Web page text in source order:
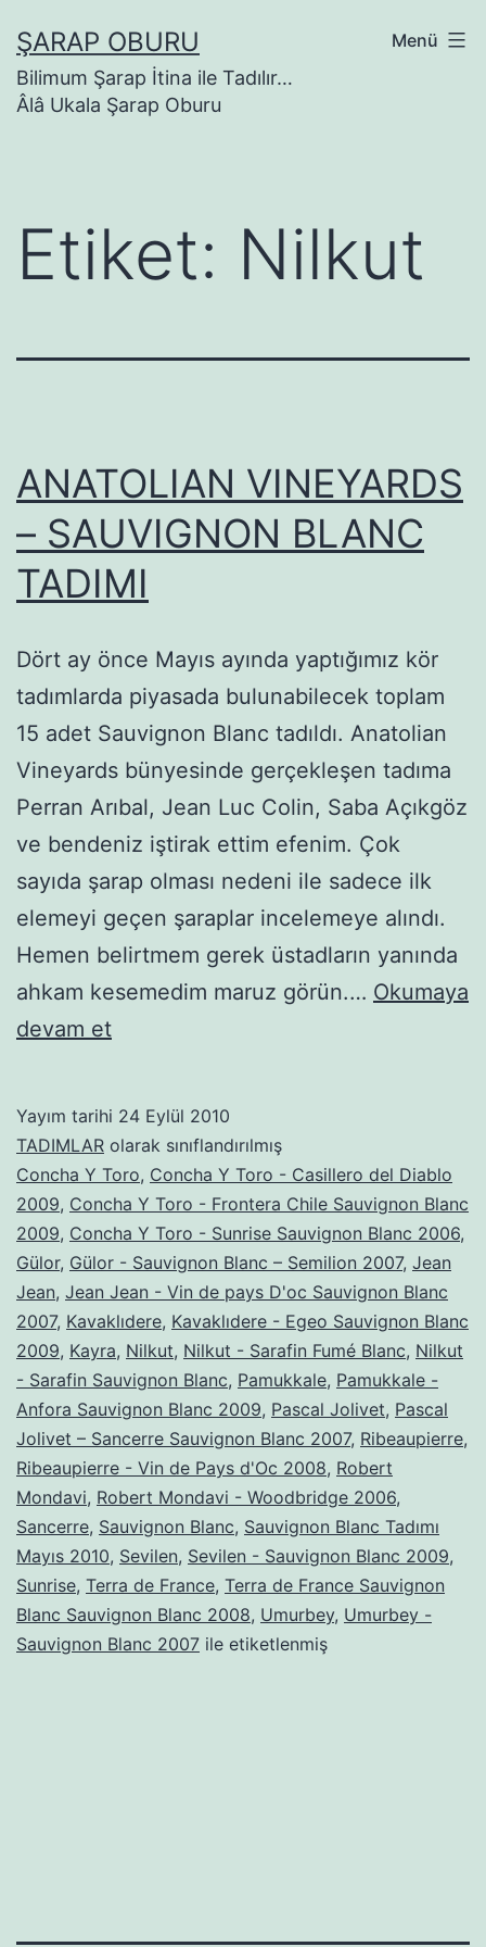
geçŞARAP OBURU
Bilimum Şarap İtina ile Tadılır…
Âlâ Ukala Şarap Oburu
Menü
Etiket: Nilkut
ANATOLIAN VINEYARDS
– SAUVIGNON BLANC
TADIMI
Dört ay önce Mayıs ayında yaptığımız kör
tadımlarda piyasada bulunabilecek toplam
15 adet Sauvignon Blanc tadıldı. Anatolian
Vineyards bünyesinde gerçekleşen tadıma
Perran Arıbal, Jean Luc Colin, Saba Açıkgöz
ve bendeniz iştirak ettim efenim. Çok
sayıda şarap olması nedeni ile sadece ilk
elemeyi geçen şaraplar incelemeye alındı.
Hemen belirtmem gerek üstadların yanında
ahkam kesemedim maruz görün.… Okumaya
devam etANATOLIAN
SAUVIGNON
BLANC
TADIMI
Yayım tarihi 24 Eylül 2010
TADIMLAR olarak sınıflandırılmış
Concha Y Toro, Concha Y Toro - Casillero del Diablo
2009, Concha Y Toro - Frontera Chile Sauvignon Blanc
2009, Concha Y Toro - Sunrise Sauvignon Blanc 2006,
Gülor, Gülor - Sauvignon Blanc – Semilion 2007, Jean
Jean, Jean Jean - Vin de pays D'oc Sauvignon Blanc
2007, Kavaklıdere, Kavaklıdere - Egeo Sauvignon Blanc
2009, Kayra, Nilkut, Nilkut - Sarafin Fumé Blanc, Nilkut
- Sarafin Sauvignon Blanc, Pamukkale, Pamukkale -
Anfora Sauvignon Blanc 2009, Pascal Jolivet, Pascal
Jolivet – Sancerre Sauvignon Blanc 2007, Ribeaupierre,
Ribeaupierre - Vin de Pays d'Oc 2008, Robert
Mondavi, Robert Mondavi - Woodbridge 2006,
Sancerre, Sauvignon Blanc, Sauvignon Blanc Tadımı
Mayıs 2010, Sevilen, Sevilen - Sauvignon Blanc 2009,
Sunrise, Terra de France, Terra de France Sauvignon
Blanc Sauvignon Blanc 2008, Umurbey, Umurbey -
Sauvignon Blanc 2007 ile etiketlenmiş